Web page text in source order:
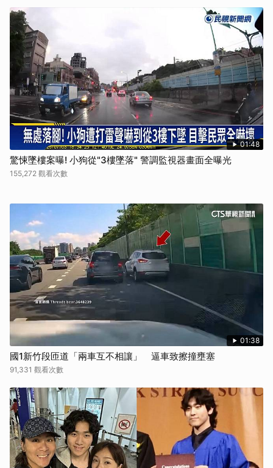
01:48
驚悚墜樓案曝! 小狗從"3樓墜落" 警調監視器畫面全曝光
155,272 觀看次數
01:38
國1新竹段匝道「兩車互不相讓」 逼車致擦撞壅塞
91,331 觀看次數